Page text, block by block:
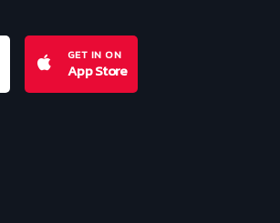
GET IN ON
App Store